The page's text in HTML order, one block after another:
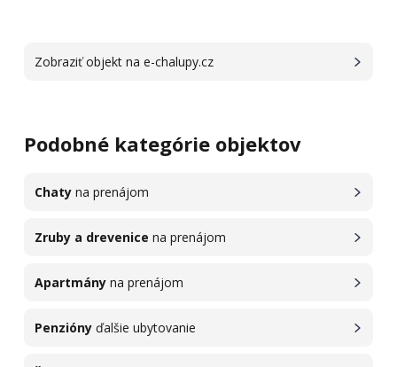
Zobraziť objekt na e-chalupy.cz
Podobné kategórie objektov
Chaty na prenájom
Zruby a drevenice na prenájom
Apartmány na prenájom
Penzióny ďalšie ubytovanie